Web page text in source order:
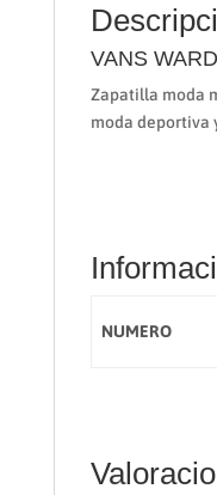
VANS WARD
Zapatilla moda
moda deportiva
NUMERO